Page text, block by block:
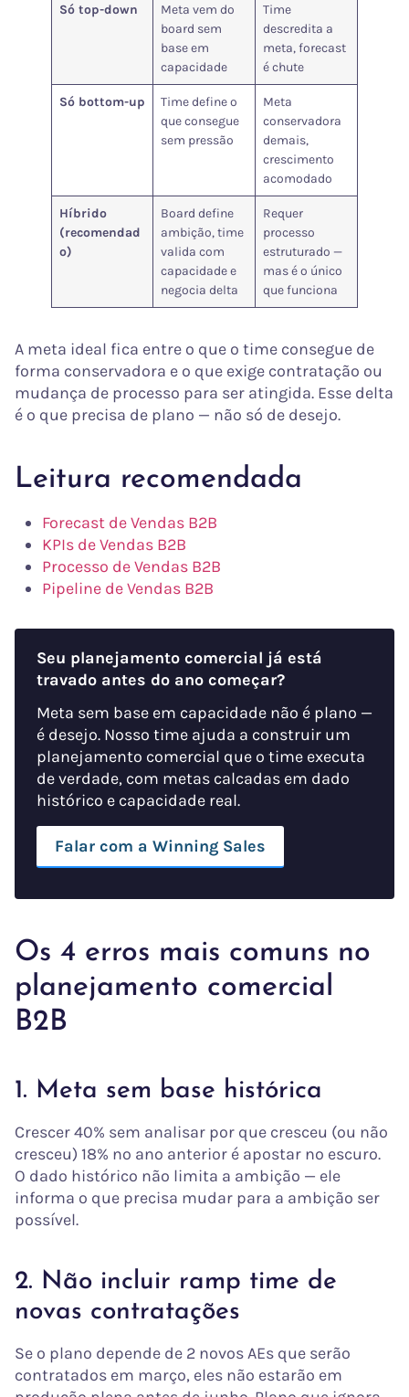
Só top-down
Meta vem do
board sem
base em
capacidade
Time
descredita a
meta, forecast
é chute
Só bottom-up
Time define o
que consegue
sem pressão
Meta
conservadora
demais,
crescimento
acomodado
Híbrido
(recomendad
o)
Board define
ambição, time
valida com
capacidade e
negocia delta
Requer
processo
estruturado —
mas é o único
que funciona
A meta ideal fica entre o que o time consegue de
forma conservadora e o que exige contratação ou
mudança de processo para ser atingida. Esse delta
é o que precisa de plano — não só de desejo.
Leitura recomendada
Forecast de Vendas B2B
KPIs de Vendas B2B
Processo de Vendas B2B
Pipeline de Vendas B2B
Seu planejamento comercial já está
travado antes do ano começar?
Meta sem base em capacidade não é plano —
é desejo. Nosso time ajuda a construir um
planejamento comercial que o time executa
de verdade, com metas calcadas em dado
histórico e capacidade real.
Falar com a Winning Sales
Os 4 erros mais comuns no
planejamento comercial
B2B
1. Meta sem base histórica
Crescer 40% sem analisar por que cresceu (ou não
cresceu) 18% no ano anterior é apostar no escuro.
O dado histórico não limita a ambição — ele
informa o que precisa mudar para a ambição ser
possível.
2. Não incluir ramp time de
novas contratações
Se o plano depende de 2 novos AEs que serão
contratados em março, eles não estarão em